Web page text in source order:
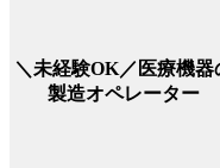
＼未経験OK／医療機器
製造オペレーター